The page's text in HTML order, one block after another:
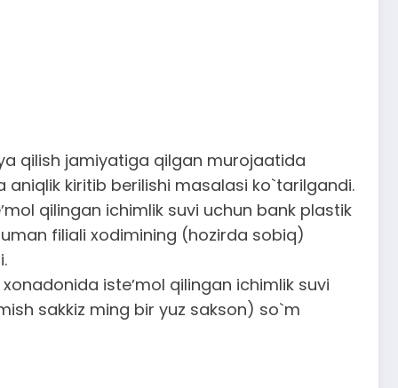
qilish jamiyatiga qilgan murojaatida
kiritib berilishi masalasi ko`tarilgandi.
qilingan ichimlik suvi uchun bank plastik
filiali xodimining (hozirda sobiq)
isteʼmol qilingan ichimlik suvi
sakkiz ming bir yuz sakson) so`m